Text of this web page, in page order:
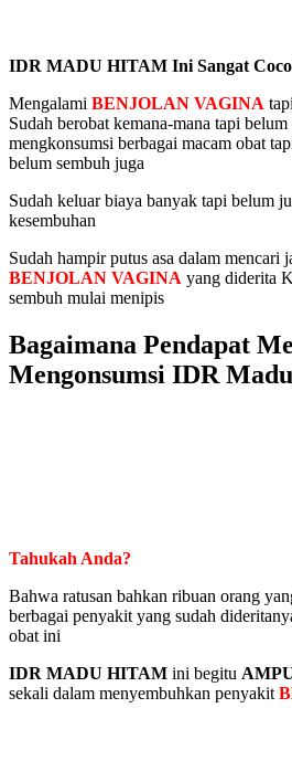
IDR MADU HITAM Ini Sangat
Mengalami BENJOLAN VAGINA
Sudah berobat kemana-mana tapi
mengkonsumsi berbagai macam obat
belum sembuh juga
Sudah keluar biaya banyak tapi belum
kesembuhan
Sudah hampir putus asa dalam mencari
BENJOLAN VAGINA yang diderita
sembuh mulai menipis
Bagaimana Pendapat
Mengonsumsi IDR
Tahukah Anda?
Bahwa ratusan bahkan ribuan orang
berbagai penyakit yang sudah
obat ini
IDR MADU HITAM ini begitu
sekali dalam menyembuhkan penyakit